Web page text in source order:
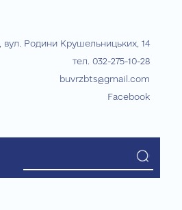
вул. Родини Крушельницьких, 14
тел. 032-275-10-28
buvrzbts@gmail.com
Facebook